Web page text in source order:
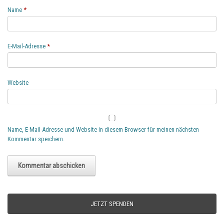
Name *
E-Mail-Adresse *
Website
Name, E-Mail-Adresse und Website in diesem Browser für meinen nächsten
Kommentar speichern.
JETZT SPENDEN